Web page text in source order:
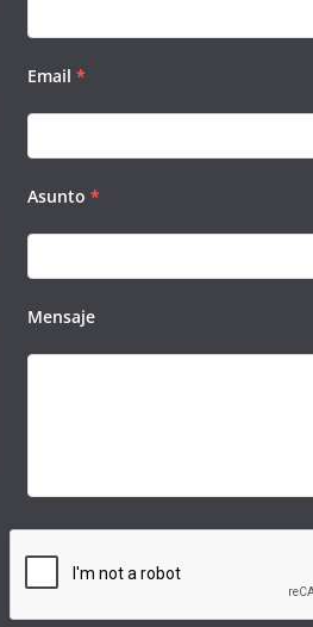
Email *
Asunto *
Mensaje